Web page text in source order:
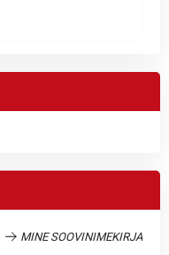
MINE SOOVINIMEKIRJA